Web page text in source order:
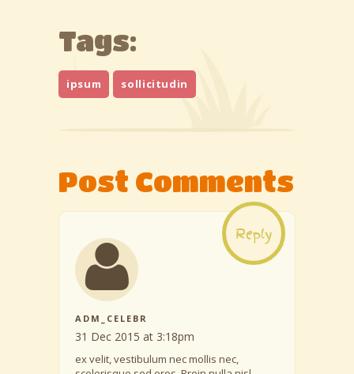
Tags:
ipsum sollicitudin
Post Comments
ADM_CELEBR
31 Dec 2015 at 3:18pm
Reply
ex velit, vestibulum nec mollis nec,